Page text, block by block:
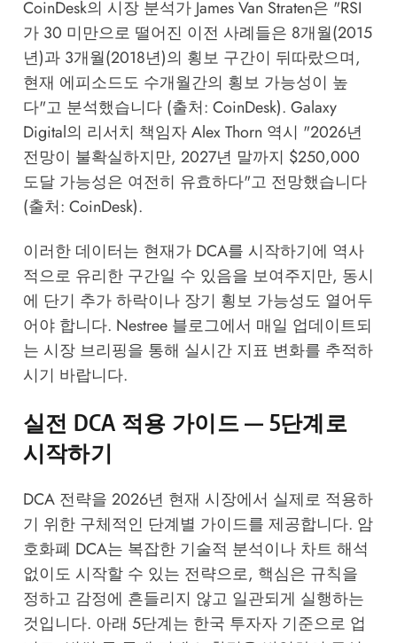
CoinDesk의 시장 분석가 James Van Straten은 "RSI
가 30 미만으로 떨어진 이전 사례들은 8개월(2015
년)과 3개월(2018년)의 횡보 구간이 뒤따랐으며,
현재 에피소드도 수개월간의 횡보 가능성이 높
다"고 분석했습니다 (출처: CoinDesk). Galaxy
Digital의 리서치 책임자 Alex Thorn 역시 "2026년
전망이 불확실하지만, 2027년 말까지 $250,000
도달 가능성은 여전히 유효하다"고 전망했습니다
(출처: CoinDesk).
이러한 데이터는 현재가 DCA를 시작하기에 역사
적으로 유리한 구간일 수 있음을 보여주지만, 동시
에 단기 추가 하락이나 장기 횡보 가능성도 열어두
어야 합니다. Nestree 블로그에서 매일 업데이트되
는 시장 브리핑을 통해 실시간 지표 변화를 추적하
시기 바랍니다.
실전 DCA 적용 가이드 — 5단계로
시작하기
DCA 전략을 2026년 현재 시장에서 실제로 적용하
기 위한 구체적인 단계별 가이드를 제공합니다. 암
호화폐 DCA는 복잡한 기술적 분석이나 차트 해석
없이도 시작할 수 있는 전략으로, 핵심은 규칙을
정하고 감정에 흔들리지 않고 일관되게 실행하는
것입니다. 아래 5단계는 한국 투자자 기준으로 업